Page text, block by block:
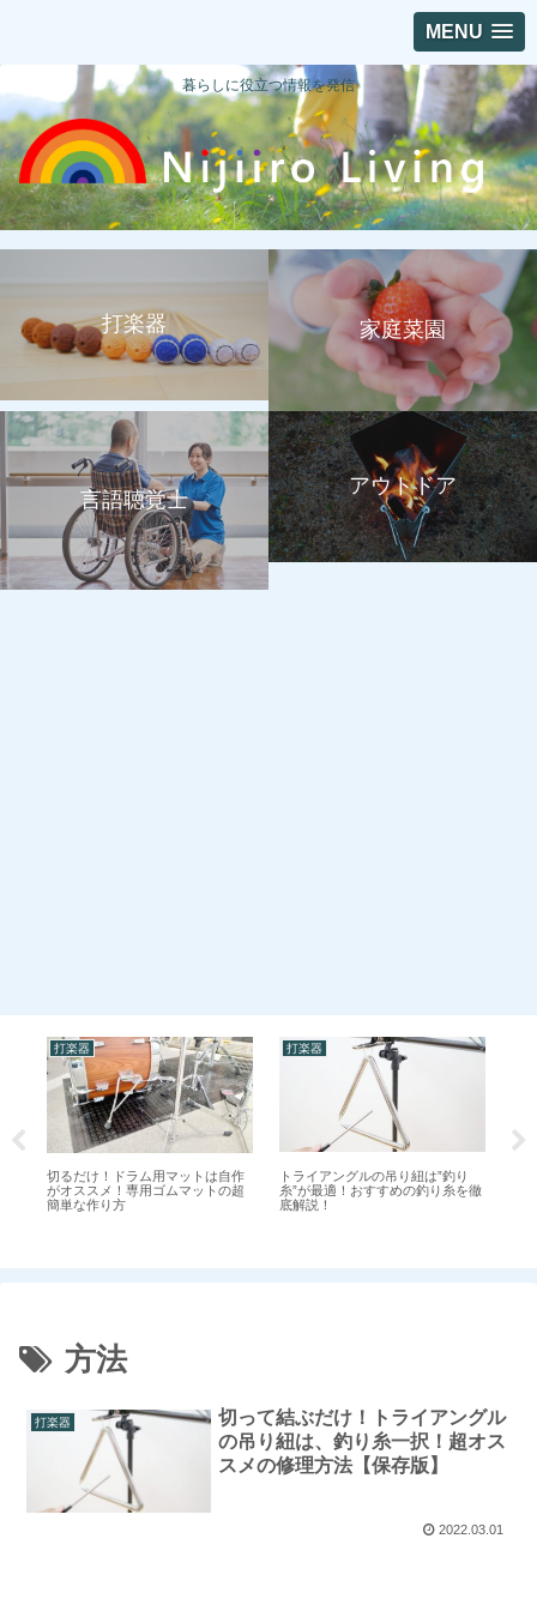
MENU
暮らしに役立つ情報を発信
打楽器 家庭菜園
言語聴覚士
アウトドア
打楽器
切るだけ！ドラム用マットは自作
がオススメ！専用ゴムマットの超
簡単な作り方
打楽器
トライアングルの吊り紐は”釣り
糸”が最適！おすすめの釣り糸を徹
底解説！
方法
打楽器
切って結ぶだけ！トライアングル
の吊り紐は、釣り糸一択！超オス
スメの修理方法【保存版】
2022.03.01